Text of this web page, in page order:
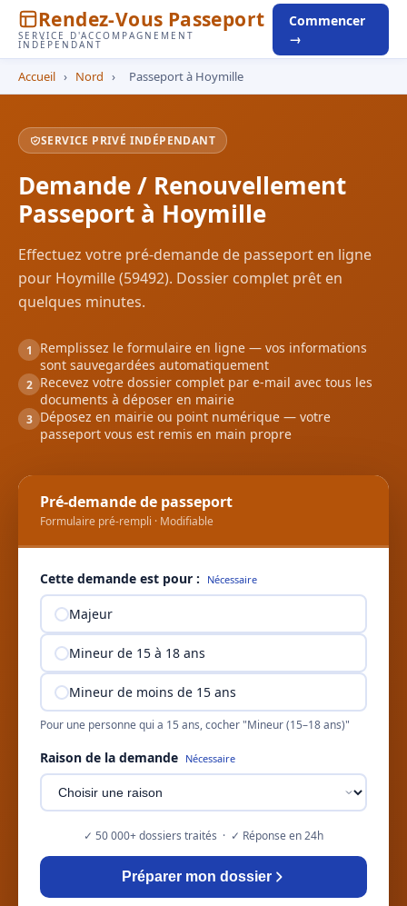
Rendez-Vous Passeport
SERVICE D'ACCOMPAGNEMENT
INDÉPENDANT
Commencer
→
Accueil › Nord › Passeport à Hoymille
SERVICE PRIVÉ INDÉPENDANT
Demande / Renouvellement
Passeport à Hoymille
Effectuez votre pré-demande de passeport en ligne
pour Hoymille (59492). Dossier complet prêt en
quelques minutes.
1
Remplissez le formulaire en ligne — vos informations
sont sauvegardées automatiquement
2 Recevez votre dossier complet par e-mail avec tous les
documents à déposer en mairie
3 Déposez en mairie ou point numérique — votre
passeport vous est remis en main propre
Pré-demande de passeport
Formulaire pré-rempli · Modifiable
Cette demande est pour : Nécessaire
Majeur
Mineur de 15 à 18 ans
Mineur de moins de 15 ans
Pour une personne qui a 15 ans, cocher "Mineur (15–18 ans)"
Raison de la demande Nécessaire
✓ 50 000+ dossiers traités · ✓ Réponse en 24h
Préparer mon dossier